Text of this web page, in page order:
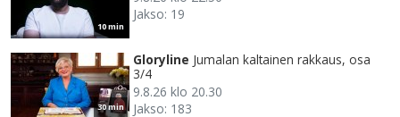
10 min
Jakso: 19
30 min
Gloryline Jumalan kaltainen rakkaus, osa
3/4
9.8.26 klo 20.30
Jakso: 183